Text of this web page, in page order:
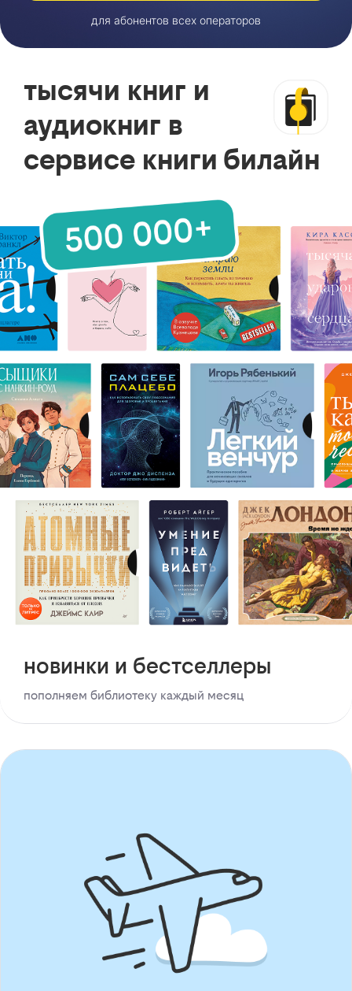
для абонентов всех операторов
тысячи книг и
аудиокниг в
сервисе книги билайн
новинки и бестселлеры
пополняем библиотеку каждый месяц